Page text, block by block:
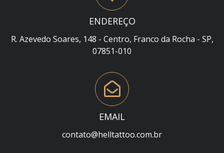
ENDEREÇO
R. Azevedo Soares, 148 - Centro, Franco da Rocha - SP,
07851-010
EMAIL
contato@helltattoo.com.br